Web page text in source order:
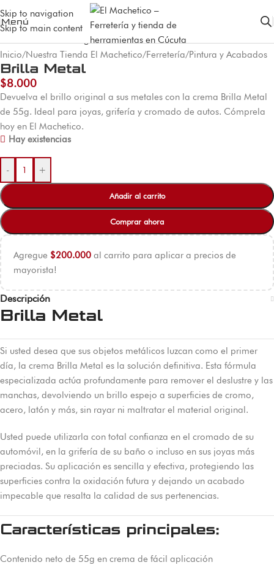
Skip to navigation
Skip to main content
Menú
Inicio/Nuestra Tienda El Machetico/Ferretería/Pintura y Acabados
Brilla Metal
$8.000
Devuelva el brillo original a sus metales con la crema Brilla Metal
de 55g. Ideal para joyas, grifería y cromado de autos. Cómprela
hoy en El Machetico.
Hay existencias
- +
Añadir al carrito
Comprar ahora
Agregue $200.000 al carrito para aplicar a precios de
mayorista!
Descripción
Brilla Metal
Si usted desea que sus objetos metálicos luzcan como el primer
día, la crema Brilla Metal es la solución definitiva. Esta fórmula
especializada actúa profundamente para remover el deslustre y las
manchas, devolviendo un brillo espejo a superficies de cromo,
acero, latón y más, sin rayar ni maltratar el material original.
Usted puede utilizarla con total confianza en el cromado de su
automóvil, en la grifería de su baño o incluso en sus joyas más
preciadas. Su aplicación es sencilla y efectiva, protegiendo las
superficies contra la oxidación futura y dejando un acabado
impecable que resalta la calidad de sus pertenencias.
Características principales:
Contenido neto de 55g en crema de fácil aplicación